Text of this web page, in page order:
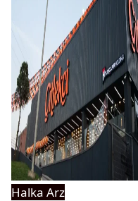
Halka Arz